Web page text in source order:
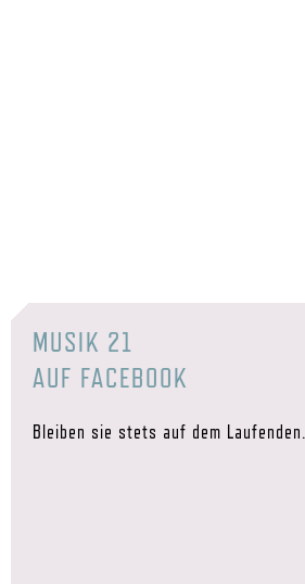
MUSIK 21
AUF FACEBOOK
Bleiben sie stets auf dem Laufenden.